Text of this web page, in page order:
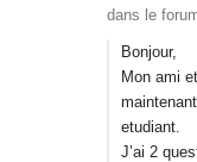
dans le
Bonjour,
Mon ami
etudiant.
J’ai 2